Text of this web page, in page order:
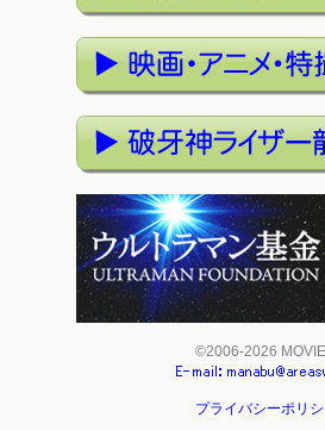
©2006-2026
プライバシーポリ